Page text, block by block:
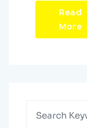
Read
More